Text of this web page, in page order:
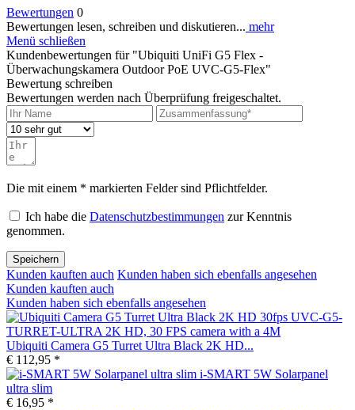
Bewertungen 0
Bewertungen lesen, schreiben und diskutieren... mehr
Menü schließen
Kundenbewertungen für "Ubiquiti UniFi G5 Flex -
Überwachungskamera Outdoor PoE UVC-G5-Flex"
Bewertung schreiben
Bewertungen werden nach Überprüfung freigeschaltet.
Die mit einem * markierten Felder sind Pflichtfelder.
Ich habe die Datenschutzbestimmungen zur Kenntnis
genommen.
Speichern
Kunden kauften auch Kunden haben sich ebenfalls angesehen
Kunden kauften auch
Kunden haben sich ebenfalls angesehen
Ubiquiti Camera G5 Turret Ultra Black 2K HD...
€ 112,95 *
i-SMART 5W Solarpanel
ultra slim
€ 16,95 *